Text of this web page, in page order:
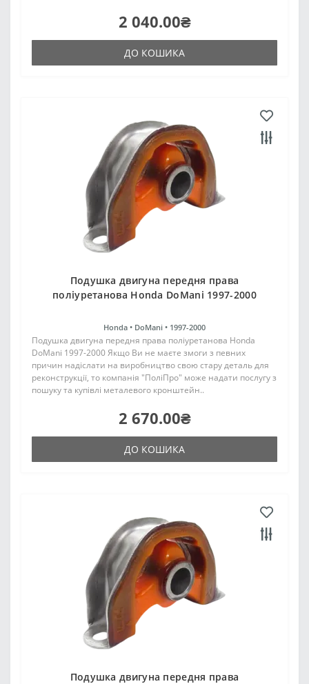
2 040.00₴
ДО КОШИКА
Подушка двигуна передня права
поліуретанова Honda DoMani 1997-2000
Honda • DoMani • 1997-2000
Подушка двигуна передня права поліуретанова Honda
DoMani 1997-2000 Якщо Ви не маєте змоги з певних
причин надіслати на виробництво свою стару деталь для
реконструкції, то компанія "ПоліПро" може надати послугу з
пошуку та купівлі металевого кронштейн..
2 670.00₴
ДО КОШИКА
Подушка двигуна передня права